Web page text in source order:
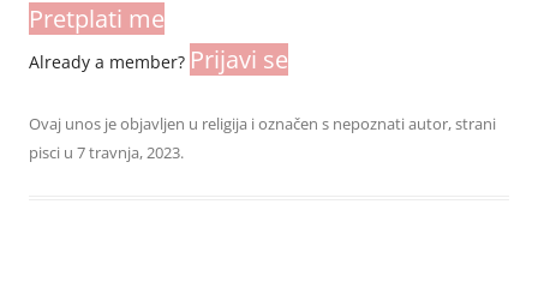
Pretplati me
Already a member? Prijavi se
Ovaj unos je objavljen u religija i označen s nepoznati autor,strani
pisci u 7 travnja, 2023.